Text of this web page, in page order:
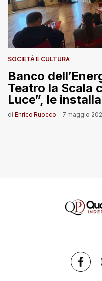
SOCIETÀ E CULTURA
Banco
Teatro la Scala
Luce”, le
Marco Lodola
di Enrico Ruocco - 7 maggio